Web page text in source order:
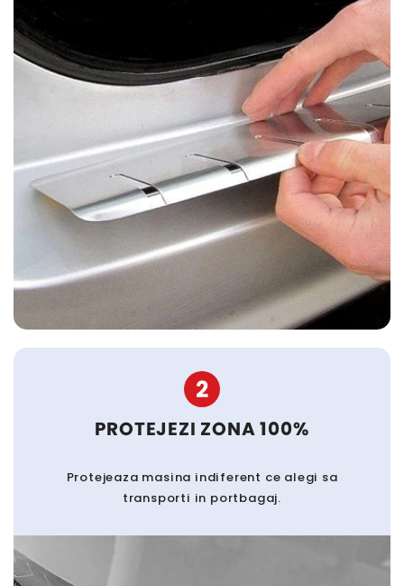
2
PROTEJEZI ZONA 100%
Protejeaza masina indiferent ce alegi sa
transporti in portbagaj.